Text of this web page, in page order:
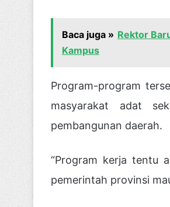
Baca juga » Rektor
Kampus
Program-program
masyarakat adat
pembangunan daerah.
“Program kerja tentu
pemerintah provinsi